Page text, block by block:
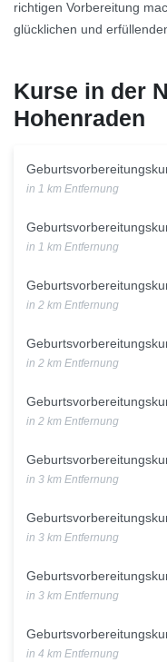
richtigen Vorbereitung
glücklichen und
Kurse in der
Hohenraden
in 1 km Entfernung
in 1 km Entfernung
in 2 km Entfernung
in 2 km Entfernung
in 2 km Entfernung
in 3 km Entfernung
in 3 km Entfernung
in 3 km Entfernung
in 4 km Entfernung